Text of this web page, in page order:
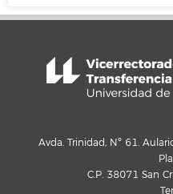
Avda. Trinidad, Nº 61.
C.P. 38071 San